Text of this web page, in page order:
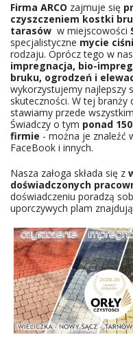
Firma ARCO zajmuje się
czyszczeniem kostki
tarasów w miejscowości
specjalistyczne mycie
rodzaju. Oprócz tego w
impregnacja, bio-
bruku, ogrodzeń i
wykorzystujemy najlepszy
skuteczności. W tej branży
stawiamy przede
Świadczy o tym ponad
firmie - można je znaleźć
FaceBook i innych.
Nasza załoga składa się z
doświadczonych
doświadczeniu poradzą
uporczywych plam